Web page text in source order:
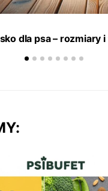
dla psa – rozmiary